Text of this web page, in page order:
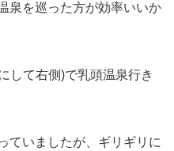
泉を巡った方が効率いいか
して右側)で乳頭温泉行き
ていましたが、ギリギリに